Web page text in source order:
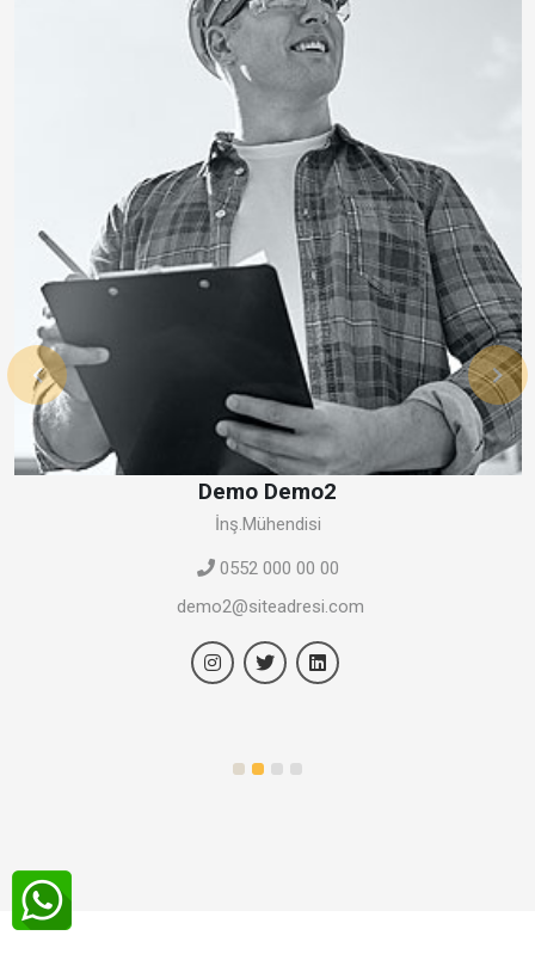
Demo Demo2
İnş.Mühendisi
0552 000 00 00
demo2@siteadresi.com